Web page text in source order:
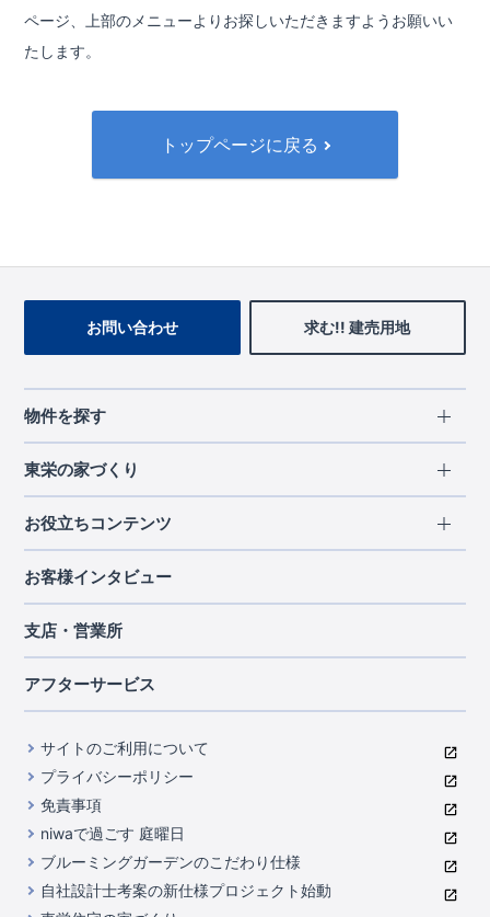
ページ、
上部のメニューよりお探しいただきますようお願いい
たします。
トップページに戻る
お問い合わせ 求む!! 建売用地
物件を探す
エリアから探す
北海道・東北
北海道
宮城県
千葉県
中部
山梨県
静岡県
滋賀県
京都府
中国・四国
岡山県
広島県
九州・沖縄
東栄の家づくり
長期優良住宅
住宅性能評価書
ブルーミングガーデンは地震につよい<建物編>
室内空間を快適に保つ断熱性能
コストパフォーマンスに自信
充実のアフターサポート
第三者評価によるお墨付き
家づくりのプロにも選ばれるブルーミングガーデン
住んでみるとじわじわ伝わる暮らしやすさへのこだわり
お役立ちコンテンツ
ご契約までの道のり
現地見学ガイド
ご紹介制度のご案内
東栄INDEX（用語集）
お客様インタビュー
支店・営業所
アフターサービス
サイトのご利用について
プライバシーポリシー
免責事項
niwaで過ごす 庭曜日
ブルーミングガーデンのこだわり仕様
自社設計士考案の新仕様プロジェクト始動